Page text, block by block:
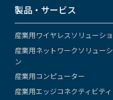
製品・サービス
産業用ワイヤレスソリューシ
産業用ネットワークソリュー
ン
産業用コンピューター
産業用エッジコネクティビティ